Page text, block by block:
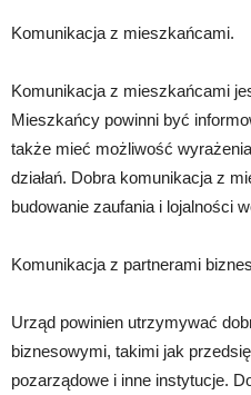
Komunikacja z mieszkańcami.
Komunikacja z mieszkańcami
Mieszkańcy powinni być
także mieć możliwość
działań. Dobra komunikacja z
budowanie zaufania i lojalności
Komunikacja z partnerami
Urząd powinien utrzymywać
biznesowymi, takimi jak
pozarządowe i inne instytucje.